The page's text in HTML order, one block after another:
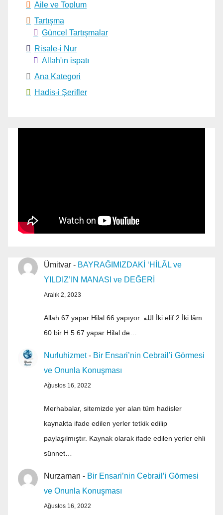
Aile ve Toplum
Tartışma
Güncel Tartışmalar
Risale-i Nur
Allah'ın ispatı
Ana Kategori
Hadis-i Şerifler
Ümitvar - BAYRAĞIMIZDAKİ ‘HİLÂL ve
YILDIZ’IN MANASI ve DEĞERİ
Aralık 2, 2023
Allah 67 yapar Hilal 66 yapıyor. الله İki elif 2 İki lâm
60 bir H 5 67 yapar Hilal de…
Nurluhizmet- Bir Ensari’nin Cebrail’i Görmesi
ve Onunla Konuşması
Ağustos 16, 2022
Merhabalar, sitemizde yer alan tüm hadisler
kaynakta ifade edilen yerler tetkik edilip
paylaşılmıştır. Kaynak olarak ifade edilen yerler ehli
sünnet…
Nurzaman - Bir Ensari’nin Cebrail’i Görmesi
ve Onunla Konuşması
Ağustos 16, 2022